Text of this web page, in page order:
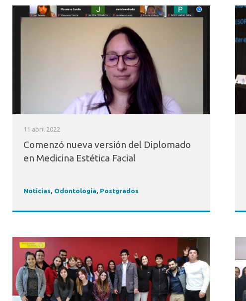
11 abril 2022
Comenzó nueva versión del Diplomado
en Medicina Estética Facial
Noticias, Odontología, Postgrados